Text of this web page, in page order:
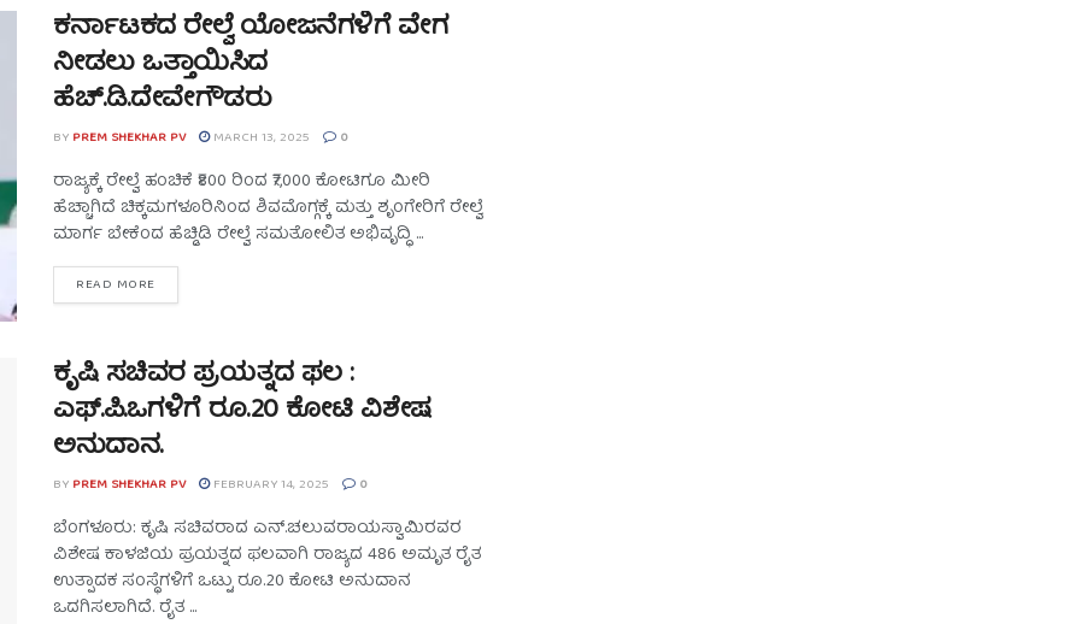
ಕರ್ನಾಟಕದ ರೇಲ್ವೆ ಯೋಜನೆಗಳಿಗೆ ವೇಗ
ನೀಡಲು ಒತ್ತಾಯಿಸಿದ
ಹೆಚ್.ಡಿ.ದೇವೇಗೌಡರು
BY PREM SHEKHAR PV MARCH 13, 2025 0
ರಾಜ್ಯಕ್ಕೆ ರೇಲ್ವೆ ಹಂಚಿಕೆ ₹800 ರಿಂದ ₹7,000 ಕೋಟಿಗೂ ಮೀರಿ
ಹೆಚ್ಚಾಗಿದೆ ಚಿಕ್ಕಮಗಳೂರಿನಿಂದ ಶಿವಮೊಗ್ಗಕ್ಕೆ ಮತ್ತು ಶೃಂಗೇರಿಗೆ ರೇಲ್ವೆ
ಮಾರ್ಗ ಬೇಕೆಂದ ಹೆಚ್ಡಿಡಿ ರೇಲ್ವೆ ಸಮತೋಲಿತ ಅಭಿವೃದ್ಧಿ ...
READ MORE
ಕೃಷಿ ಸಚಿವರ ಪ್ರಯತ್ನದ ಫಲ :
ಎಫ್.ಪಿ.ಒಗಳಿಗೆ ರೂ.20 ಕೋಟಿ ವಿಶೇಷ
ಅನುದಾನ.
BY PREM SHEKHAR PV FEBRUARY 14, 2025 0
ಬೆಂಗಳೂರು: ಕೃಷಿ ಸಚಿವರಾದ ಎನ್.ಚಲುವರಾಯಸ್ವಾಮಿರವರ
ವಿಶೇಷ ಕಾಳಜಿಯ ಪ್ರಯತ್ನದ ಫಲವಾಗಿ ರಾಜ್ಯದ 486 ಅಮೃತ ರೈತ
ಉತ್ಪಾದಕ ಸಂಸ್ಥೆಗಳಿಗೆ ಒಟ್ಟು ರೂ.20 ಕೋಟಿ ಅನುದಾನ
ಒದಗಿಸಲಾಗಿದೆ. ರೈತ ...